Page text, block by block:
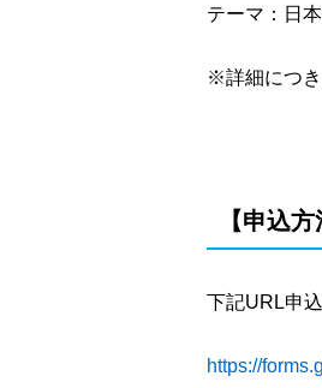
テーマ：日
※詳細につき
【申込方
下記URL申
https://